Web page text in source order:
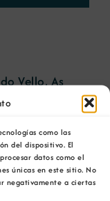
como las
del dispositivo. El
datos como el
únicas en este sitio. No
negativamente a ciertas
Vello, As
realizadas por